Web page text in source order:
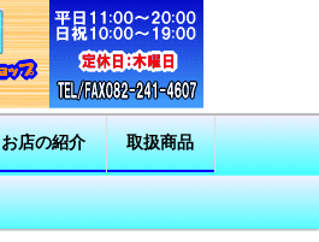
お店の紹介 取扱商品